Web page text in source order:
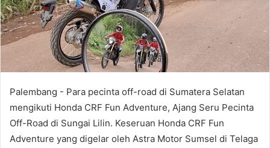
Palembang - Para pecinta off-road di Sumatera Selatan
mengikuti Honda CRF Fun Adventure, Ajang Seru Pecinta
Off-Road di Sungai Lilin. Keseruan Honda CRF Fun
Adventure yang digelar oleh Astra Motor Sumsel di Telaga